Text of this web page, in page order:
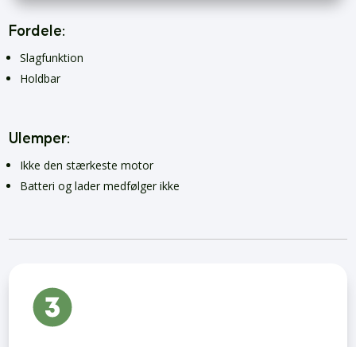
Fordele:
Slagfunktion
Holdbar
Ulemper:
Ikke den stærkeste motor
Batteri og lader medfølger ikke